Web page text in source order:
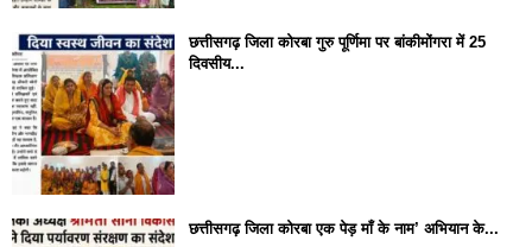
छत्तीसगढ़ जिला कोरबा गुरु पूर्णिमा पर बांकीमोंगरा में 25
दिवसीय...
छत्तीसगढ़ जिला कोरबा एक पेड़ माँ के नाम’ अभियान के...